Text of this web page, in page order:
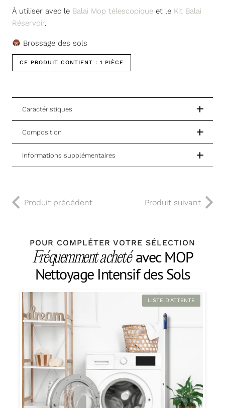
À utiliser avec le Balai Mop télescopique et le Kit Balai
Réservoir.
Brossage des sols
CE PRODUIT CONTIENT : 1 PIÈCE
Caractéristiques
Composition
Informations supplémentaires
Produit précédent Produit suivant
POUR COMPLÉTER VOTRE SÉLECTION
Fréquemment achetéavec MOP
Nettoyage Intensif des Sols
LISTE D'ATTENTE